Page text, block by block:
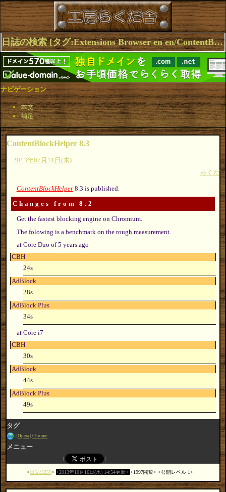
日誌の検索 [タグ:Extensions Browser en en/ContentBlockHelper] 1～3(3件中)
ナビゲーション
本文
補足
ContentBlockHelper 8.3
2013年07月11日(木)
らくだ
ContentBlockHelper8.3 is published.
Changes from 8.2
Get the fastest blocking engine on Chromium.
The folowing is a benchmark on the rough measurement.
at Core Duo of 5 years ago
CBH
24s
AdBlock
28s
AdBlock Plus
34s
at Core i7
CBH
30s
AdBlock
44s
AdBlock Plus
49s
タグ
Opera Chrome
メニュー
日記:3259 2013年10月16日(水) 14:54更新 1997閲覧 公開レベル 1